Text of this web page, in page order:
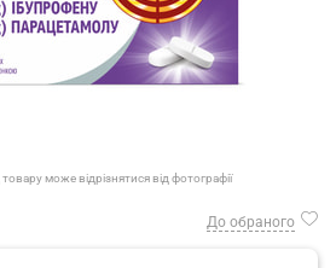
може відрізнятися від фотографії
До обраного